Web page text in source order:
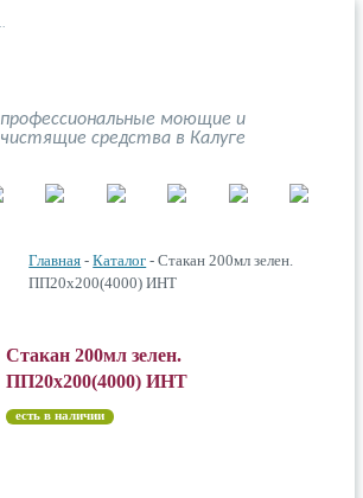
профессиональные моющие и
чистящие средства в Калуге
Главная -Каталог - Стакан 200мл зелен.
ПП20х200(4000) ИНТ
Стакан 200мл зелен.
ПП20х200(4000) ИНТ
есть в наличии